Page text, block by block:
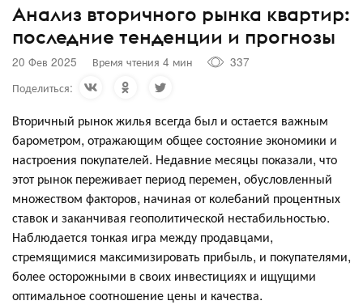
Анализ вторичного рынка квартир:
последние тенденции и прогнозы
20 Фев 2025 Время чтения 4 мин
337
Поделиться:
Вторичный рынок жилья всегда был и остается важным
барометром, отражающим общее состояние экономики и
настроения покупателей. Недавние месяцы показали, что
этот рынок переживает период перемен, обусловленный
множеством факторов, начиная от колебаний процентных
ставок и заканчивая геополитической нестабильностью.
Наблюдается тонкая игра между продавцами,
стремящимися максимизировать прибыль, и покупателями,
более осторожными в своих инвестициях и ищущими
оптимальное соотношение цены и качества.